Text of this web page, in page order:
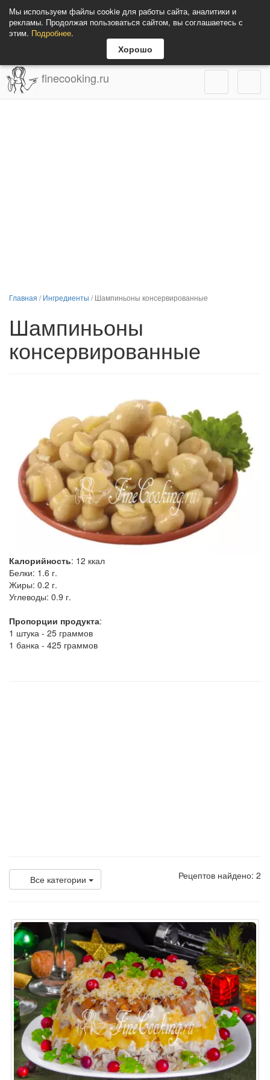
Мы используем файлы cookie для работы сайта, аналитики и
рекламы. Продолжая пользоваться сайтом, вы соглашаетесь с
этим. Подробнее.
Хорошо
finecooking.ru
Главная /Ингредиенты /Шампиньоны консервированные
Шампиньоны
консервированные
Калорийность: 12 ккал
Белки: 1.6 г.
Жиры: 0.2 г.
Углеводы: 0.9 г.
Пропорции продукта:
1 штука - 25 граммов
1 банка - 425 граммов
Все категории Рецептов найдено: 2